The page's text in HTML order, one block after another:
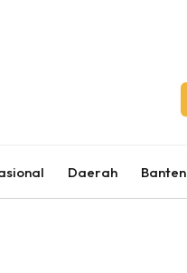
Daerah Banten